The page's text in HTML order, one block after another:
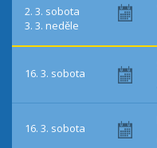
2. 3. sobota
3. 3. neděle
16. 3. sobota
16. 3. sobota